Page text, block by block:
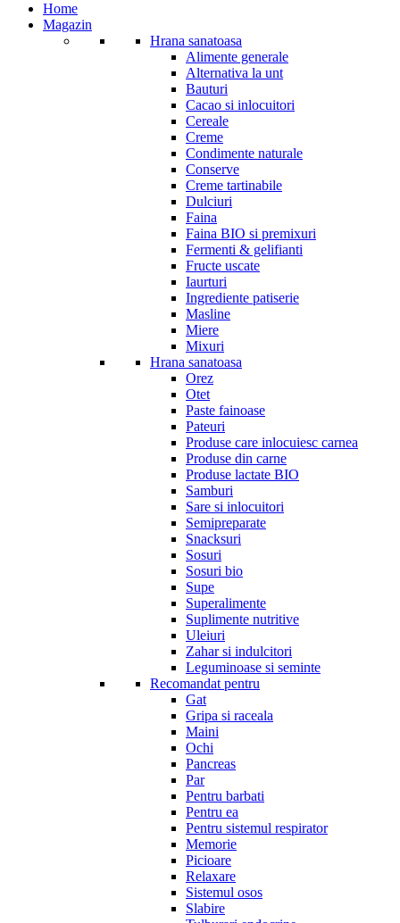
Home
Magazin
Hrana sanatoasa
Alimente generale
Alternativa la unt
Bauturi
Cacao si inlocuitori
Cereale
Creme
Condimente naturale
Conserve
Creme tartinabile
Dulciuri
Faina
Faina BIO si premixuri
Fermenti & gelifianti
Fructe uscate
Iaurturi
Ingrediente patiserie
Masline
Miere
Mixuri
Hrana sanatoasa
Orez
Otet
Paste fainoase
Pateuri
Produse care inlocuiesc carnea
Produse din carne
Produse lactate BIO
Samburi
Sare si inlocuitori
Semipreparate
Snacksuri
Sosuri
Sosuri bio
Supe
Superalimente
Suplimente nutritive
Uleiuri
Zahar si indulcitori
Leguminoase si seminte
Recomandat pentru
Gat
Gripa si raceala
Maini
Ochi
Pancreas
Par
Pentru barbati
Pentru ea
Pentru sistemul respirator
Memorie
Picioare
Relaxare
Sistemul osos
Slabire